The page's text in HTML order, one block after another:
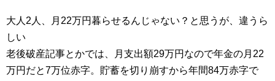
大人2人、月22万円暮らせるんじゃない？と思うが、違うら
しい
老後破産記事とかでは、月支出額29万円なので年金の月22
万円だと7万位赤字。貯蓄を切り崩すから年間84万赤字で